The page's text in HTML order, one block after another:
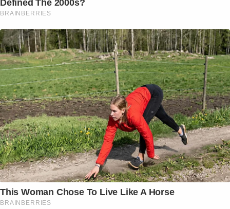
Defined The 2000s?
BRAINBERRIES
This Woman Chose To Live Like A Horse
BRAINBERRIES